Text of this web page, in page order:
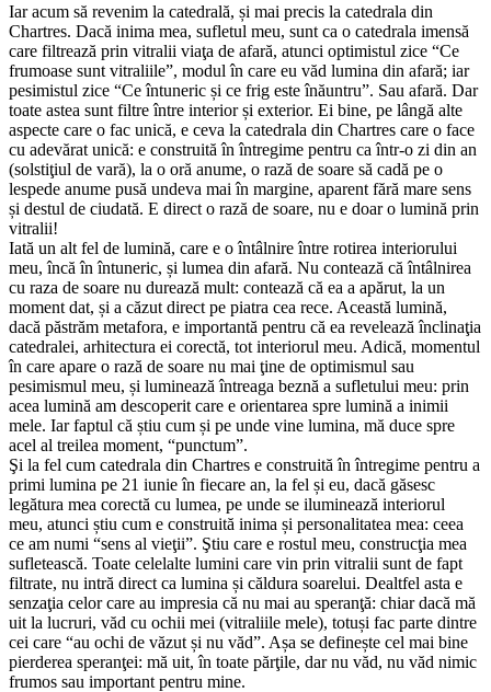
Iar acum să revenim la catedrală, și mai precis la catedrala din
Chartres. Dacă inima mea, sufletul meu, sunt ca o catedrala imensă
care filtrează prin vitralii viaţa de afară, atunci optimistul zice “Ce
frumoase sunt vitraliile”, modul în care eu văd lumina din afară; iar
pesimistul zice “Ce întuneric și ce frig este înăuntru”. Sau afară. Dar
toate astea sunt filtre între interior și exterior. Ei bine, pe lângă alte
aspecte care o fac unică, e ceva la catedrala din Chartres care o face
cu adevărat unică: e construită în întregime pentru ca într-o zi din an
(solstiţiul de vară), la o oră anume, o rază de soare să cadă pe o
lespede anume pusă undeva mai în margine, aparent fără mare sens
și destul de ciudată. E direct o rază de soare, nu e doar o lumină prin
vitralii!
Iată un alt fel de lumină, care e o întâlnire între rotirea interiorului
meu, încă în întuneric, și lumea din afară. Nu contează că întâlnirea
cu raza de soare nu durează mult: contează că ea a apărut, la un
moment dat, și a căzut direct pe piatra cea rece. Această lumină,
dacă păstrăm metafora, e importantă pentru că ea revelează înclinaţia
catedralei, arhitectura ei corectă, tot interiorul meu. Adică, momentul
în care apare o rază de soare nu mai ţine de optimismul sau
pesimismul meu, și luminează întreaga beznă a sufletului meu: prin
acea lumină am descoperit care e orientarea spre lumină a inimii
mele. Iar faptul că știu cum și pe unde vine lumina, mă duce spre
acel al treilea moment, “punctum”.
Şi la fel cum catedrala din Chartres e construită în întregime pentru a
primi lumina pe 21 iunie în fiecare an, la fel și eu, dacă găsesc
legătura mea corectă cu lumea, pe unde se iluminează interiorul
meu, atunci știu cum e construită inima și personalitatea mea: ceea
ce am numi “sens al vieţii”. Ştiu care e rostul meu, construcţia mea
sufletească. Toate celelalte lumini care vin prin vitralii sunt de fapt
filtrate, nu intră direct ca lumina și căldura soarelui. Dealtfel asta e
senzaţia celor care au impresia că nu mai au speranţă: chiar dacă mă
uit la lucruri, văd cu ochii mei (vitraliile mele), totuși fac parte dintre
cei care “au ochi de văzut și nu văd”. Așa se definește cel mai bine
pierderea speranţei: mă uit, în toate părţile, dar nu văd, nu văd nimic
frumos sau important pentru mine.